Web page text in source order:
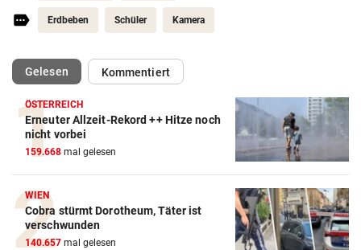
Erdbeben Schüler Kamera
Gelesen(ausgewählt)Kommentiert
ÖSTERREICH
Erneuter Allzeit-Rekord ++ Hitze noch
nicht vorbei
159.668 mal gelesen
WIEN
Cobra stürmt Dorotheum, Täter ist
verschwunden
140.657 mal gelesen